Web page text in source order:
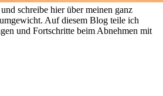
schreibe hier über meinen ganz
Auf diesem Blog teile ich
und Fortschritte beim Abnehmen mit